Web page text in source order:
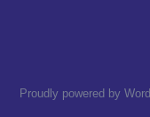
Proudly powered by